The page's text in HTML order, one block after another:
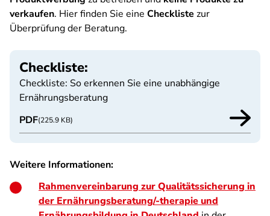
verkaufen. Hier finden Sie eine Checkliste zur
Überprüfung der Beratung.
Checkliste:
Checkliste: So erkennen Sie eine unabhängige
Ernährungsberatung
PDF(225.9 KB)
Weitere Informationen:
Rahmenvereinbarung zur Qualitätssicherung in
der Ernährungsberatung/-therapie und